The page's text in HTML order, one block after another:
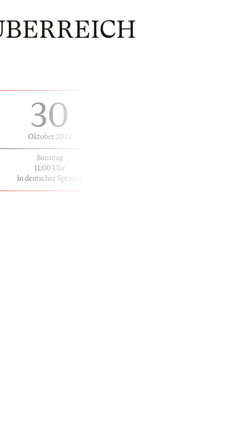
30
Oktober 2022
Sonntag
11:00 Uhr
in deutscher Sprache